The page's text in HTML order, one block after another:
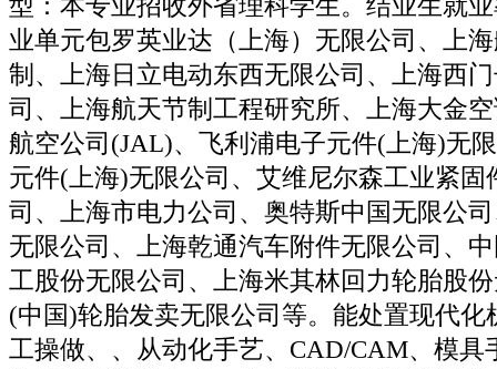
型：本专业招收外省理科学生。结业生就
业单元包罗英业达（上海）无限公司、上
制、上海日立电动东西无限公司、上海西
司、上海航天节制工程研究所、上海大金
航空公司(JAL)、飞利浦电子元件(上海)无
元件(上海)无限公司、艾维尼尔森工业紧固
司、上海市电力公司、奥特斯中国无限公
无限公司、上海乾通汽车附件无限公司、
工股份无限公司、上海米其林回力轮胎股
(中国)轮胎发卖无限公司等。能处置现代化
工操做、、从动化手艺、CAD/CAM、模具